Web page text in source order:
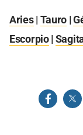
Aries| Tauro |
Escorpio|